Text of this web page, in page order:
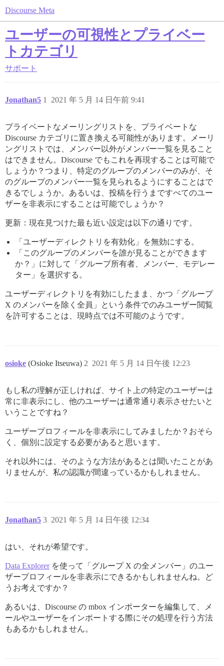
Discourse Meta
ユーザーの可視性とプライベー
トカテゴリ
サポート
Jonathan5 2021 年 5 月 14 日午前 9:41
1
プライベートなメーリングリストを、プライベートな
Discourse カテゴリに置き換える可能性があります。メーリ
ングリストでは、メンバー以外がメンバー一覧を見ること
はできません。Discourse でもこれを再現することは可能で
しょうか？つまり、特定のグループのメンバーのみが、そ
のグループのメンバー一覧を見られるようにすることはで
きるでしょうか。あるいは、投稿を行うまですべてのユー
ザーを非表示にすることは可能でしょうか？
更新：現在見つけた最も近い設定は以下の通りです。
「ユーザーディレクトリを有効化」を無効にする。
「このグループのメンバーを誰が見ることができます
か？」に対して「グループ所有者、メンバー、モデレー
ター」を選択する。
ユーザーディレクトリを有効にしたまま、かつ「グループ
X のメンバーを除く全員」という条件でのみユーザー閲覧
を許可することは、現時点では不可能のようです。
osioke (Osioke Itseuwa) 2021 年 5 月 14 日午後 12:23
2
もし私の理解が正しければ、サイト上の特定のユーザーは
常に非表示にし、他のユーザーは通常通り表示させたいと
いうことですね？
ユーザープロフィールを非表示にしてみましたか？おそら
く、個別に設定する必要があると思います。
それ以外には、そのような方法があるとは聞いたことがあ
りませんが、私の認識が間違っているかもしれません。
Jonathan5 2021 年 5 月 14 日午後 12:34
3
はい、それが希望です。
Data Explorerを使って「グループ X の全メンバー」のユー
ザープロフィールを非表示にできるかもしれませんね。ど
うお考えですか？
あるいは、Discourse の mbox インポーターを編集して、メ
ールやユーザーをインポートする際にその処理を行う方法
もあるかもしれません。